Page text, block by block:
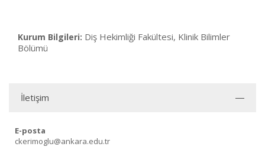
Kurum Bilgileri: Diş Hekimliği Fakültesi, Klinik Bilimler
Bölümü
İletişim
E-posta
ckerimoglu@ankara.edu.tr